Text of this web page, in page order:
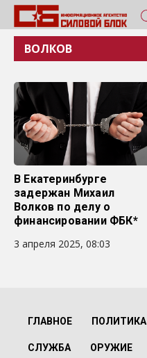
ВОЛКОВ
В Екатеринбурге
задержан Михаил
Волков по делу о
финансировании ФБК*
3 апреля 2025, 08:03
ГЛАВНОЕ ПОЛИТИКА
СЛУЖБА ОРУЖИЕ